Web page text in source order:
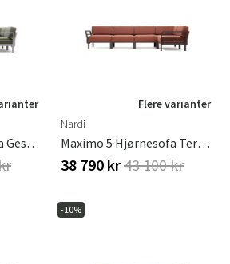
Maximo 5 Hjørnesofa Gesso - Timo
Flere varianter
Nardi
Maximo 5 Hjørnesofa Terra - Cannella
38 790 kr43 100 kr
-10%